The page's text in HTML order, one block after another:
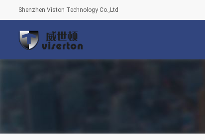
Shenzhen Viston Technology Co.,Ltd